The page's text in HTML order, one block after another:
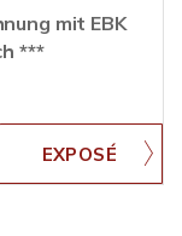
mit EBK
***